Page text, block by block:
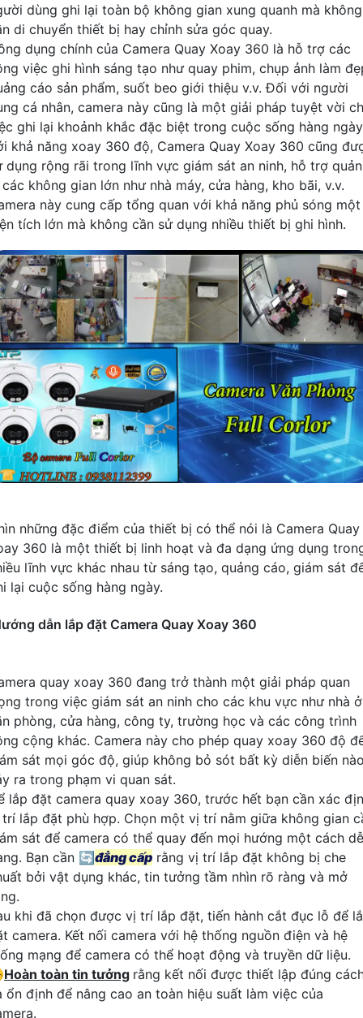
dùng ghi lại toàn bộ không gian xung quanh mà không
di chuyển thiết bị hay chỉnh sửa góc quay.
dụng chính của Camera Quay Xoay 360 là hỗ trợ các
việc ghi hình sáng tạo như quay phim, chụp ảnh làm
cáo sản phẩm, suốt beo giới thiệu v.v. Đối với người
cá nhân, camera này cũng là một giải pháp tuyệt vời
ghi lại khoảnh khắc đặc biệt trong cuộc sống hàng
khả năng xoay 360 độ, Camera Quay Xoay 360 cũng
dụng rộng rãi trong lĩnh vực giám sát an ninh, hỗ trợ quản
không gian lớn như nhà máy, cửa hàng, kho bãi, v.v.
này cung cấp tổng quan với khả năng phủ sóng một
tích lớn mà không cần sử dụng nhiều thiết bị ghi hình.
những đặc điểm của thiết bị có thể nói là Camera Quay
360 là một thiết bị linh hoạt và đa dạng ứng dụng
lĩnh vực khác nhau từ sáng tạo, quảng cáo, giám sát
lại cuộc sống hàng ngày.
dẫn lắp đặt Camera Quay Xoay 360
quay xoay 360 đang trở thành một giải pháp quan
trong việc giám sát an ninh cho các khu vực như nhà
phòng, cửa hàng, công ty, trường học và các công trình
cộng khác. Camera này cho phép quay xoay 360 độ
sát mọi góc độ, giúp không bỏ sót bất kỳ diễn biến
ra trong phạm vi quan sát.
lắp đặt camera quay xoay 360, trước hết bạn cần xác
lắp đặt phù hợp. Chọn một vị trí nằm giữa không gian
sát để camera có thể quay đến mọi hướng một cách dễ
Bạn cần 🔄đẳng cấp rằng vị trí lắp đặt không bị che
bởi vật dụng khác, tin tưởng tầm nhìn rõ ràng và mở
khi đã chọn được vị trí lắp đặt, tiến hành cắt đục lỗ để
camera. Kết nối camera với hệ thống nguồn điện và hệ
mạng để camera có thể hoạt động và truyền dữ liệu.
Hoàn toàn tin tưởng rằng kết nối được thiết lập đúng
ổn định để nâng cao an toàn hiệu suất làm việc của